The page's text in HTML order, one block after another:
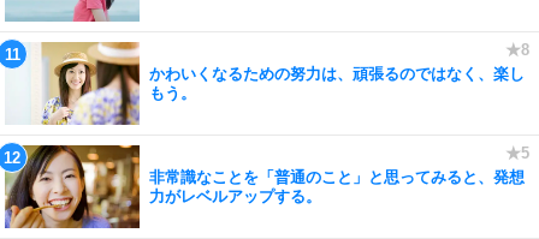
かわいくなるための努力は、頑張るのではなく、楽し
もう。
非常識なことを「普通のこと」と思ってみると、発想
力がレベルアップする。